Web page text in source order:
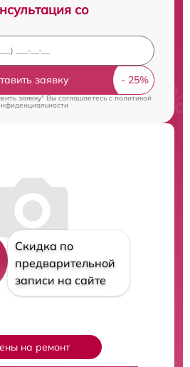
со
заявку
заявку" Вы соглашаетесь cполитикой
Скидка по
предварительной
записи на сайте
на ремонт